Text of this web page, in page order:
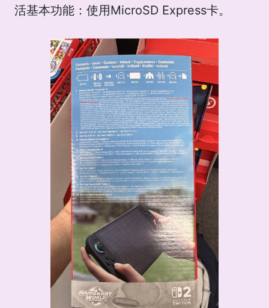
活基本功能：使用MicroSD Express卡。